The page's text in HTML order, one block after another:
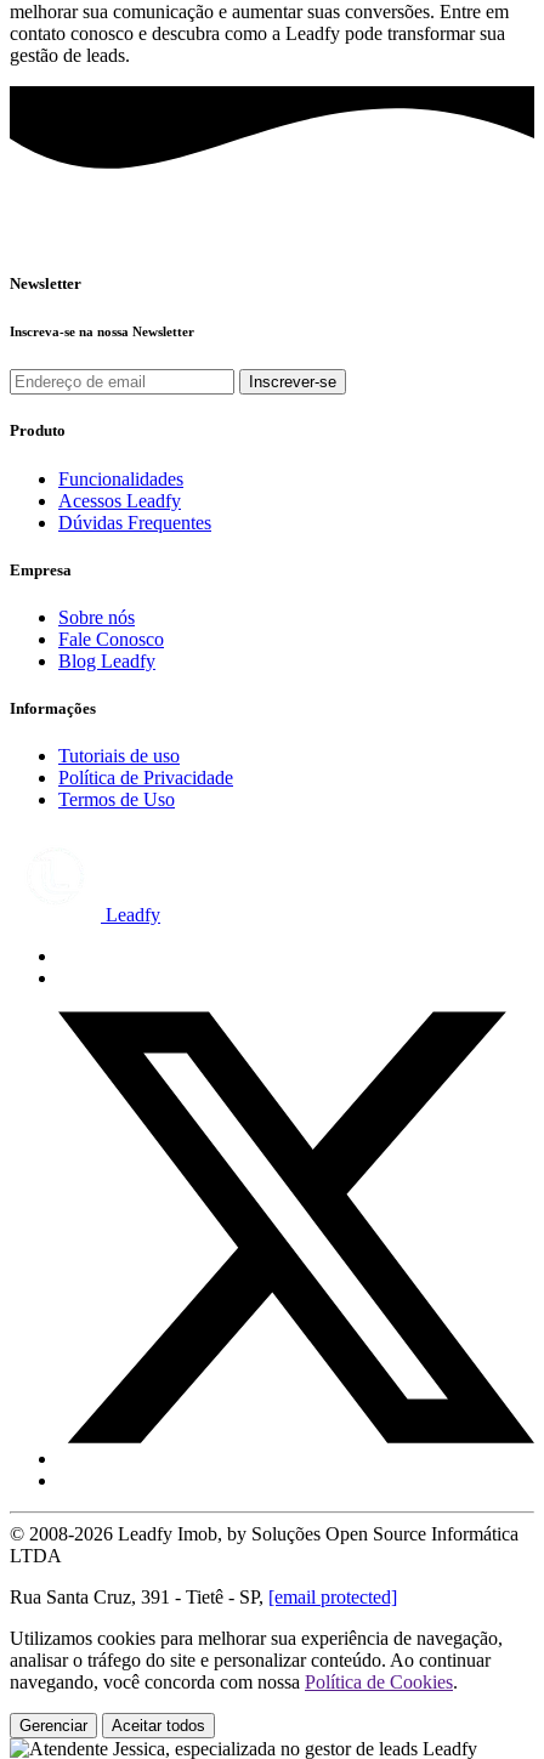
melhorar sua comunicação e aumentar suas conversões. Entre em
contato conosco e descubra como a Leadfy pode transformar sua
gestão de leads.
Newsletter
Inscreva-se na nossa Newsletter
Produto
Funcionalidades
Acessos Leadfy
Dúvidas Frequentes
Empresa
Sobre nós
Fale Conosco
Blog Leadfy
Informações
Tutoriais de uso
Política de Privacidade
Termos de Uso
Leadfy
© 2008-2026 Leadfy Imob, by Soluções Open Source Informática
LTDA
Rua Santa Cruz, 391 - Tietê - SP, [email protected]
Utilizamos cookies para melhorar sua experiência de navegação,
analisar o tráfego do site e personalizar conteúdo. Ao continuar
navegando, você concorda com nossa Política de Cookies.
Gerenciar Aceitar todos